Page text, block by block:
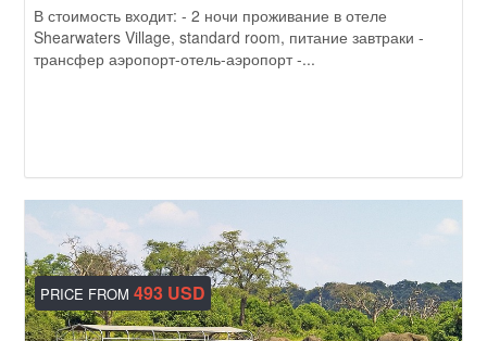
В стоимость входит: - 2 ночи проживание в отеле
Shearwaters Village, standard room, питание завтраки -
трансфер аэропорт-отель-аэропорт -...
PRICE FROM 493 USD